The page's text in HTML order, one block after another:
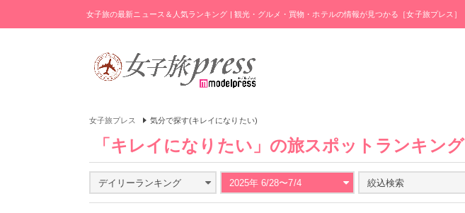
女子旅の最新ニュース＆人気ランキング | 観光・グルメ・買物・ホテルの情報が見つかる［女子旅プレス］
女子旅プレス 気分で探す(キレイになりたい)
「キレイになりたい」の旅スポットランキング
デイリーランキング 2025年 6/28〜7/4 絞込検索